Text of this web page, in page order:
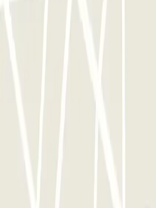
pouvez entrer et sortir du
vous le souhaitez.
Germain: Avis